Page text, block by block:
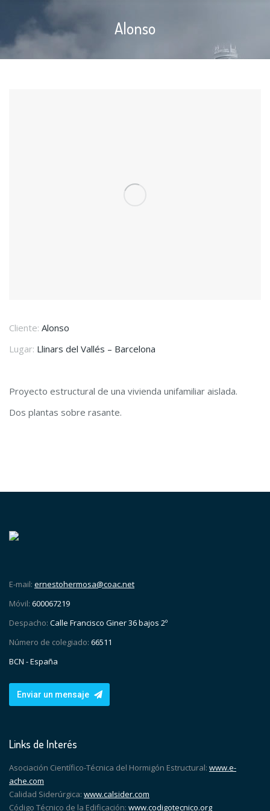
Alonso
Cliente: Alonso
Lugar: Llinars del Vallés – Barcelona
Proyecto estructural de una vivienda unifamiliar aislada.
Dos plantas sobre rasante.
E-mail: ernestohermosa@coac.net
Móvil: 600067219
Despacho: Calle Francisco Giner 36 bajos 2º
Número de colegiado: 66511
BCN - España
Enviar un mensaje
Links de Interés
Asociación Científico-Técnica del Hormigón Estructural: www.e-
ache.com
Calidad Siderúrgica: www.calsider.com
Código Técnico de la Edificación: www.codigotecnico.org